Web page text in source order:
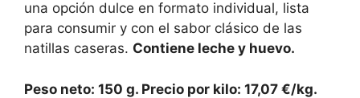
una opción dulce en formato individual, lista
para consumir y con el sabor clásico de las
natillas caseras. Contiene leche y huevo.
Peso neto: 150 g. Precio por kilo: 17,07 €/kg.